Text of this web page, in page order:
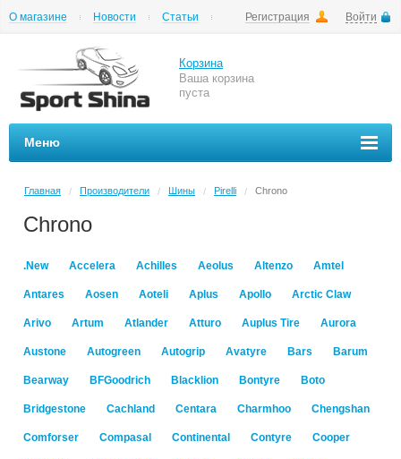
Регистрация Войти
О магазине Новости
Статьи
Корзина
Ваша корзина
пуста
Меню
Главная / Производители / Шины / Pirelli / Chrono
Chrono
.New Accelera Achilles Aeolus Altenzo Amtel
Antares Aosen Aoteli Aplus Apollo Arctic Claw
Arivo Artum Atlander Atturo Auplus Tire Aurora
Austone Autogreen Autogrip Avatyre Bars Barum
Bearway BFGoodrich Blacklion Bontyre Boto
Bridgestone Cachland Centara Charmhoo Chengshan
Comforser Compasal Continental Contyre Cooper